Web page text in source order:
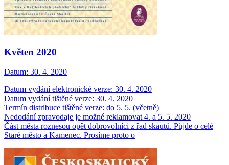
Květen 2020
Datum: 30. 4. 2020
Datum vydání elektronické verze: 30. 4. 2020
Datum vydání tištěné verze: 30. 4. 2020
Termín distribuce tištěné verze: do 5. 5. (včetně)
Nedodání zpravodaje je možné reklamovat 4. a 5. 5. 2020
Část města roznesou opět dobrovolníci z řad skautů. Půjde o celé
Staré město a Kamenec. Prosíme proto o